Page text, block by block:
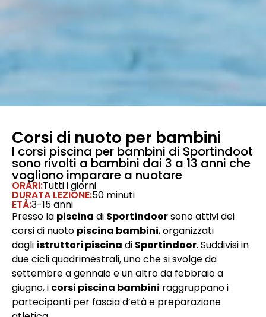
Corsi di nuoto per bambini
I corsi piscina per bambini di Sportindoot
sono rivolti a bambini dai 3 a 13 anni che
vogliono imparare a nuotare
ORARI:Tutti i giorni
DURATA LEZIONE:50 minuti
ETÀ:3-15 anni
Presso la piscina di Sportindoorsono attivi dei
corsi di nuoto piscina bambini, organizzati
dagli istruttori piscina di Sportindoor. Suddivisi in
due cicli quadrimestrali, uno che si svolge da
settembre a gennaio e un altro da febbraio a
giugno, i corsi piscina bambini raggruppano i
partecipanti per fascia d’età e preparazione